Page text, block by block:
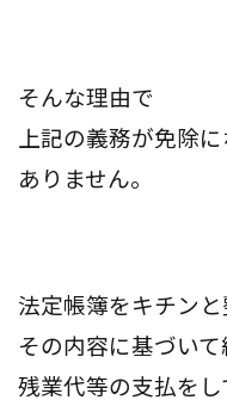
そんな理由で
上記の義務が免除
ありません。
法定帳簿をキチンと
その内容に基づい
残業代等の支払を